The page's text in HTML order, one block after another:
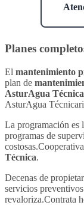
Planes
El mantenimiento
plan de
AsturAgua Técnica
AsturAgua
La programación es
programas de
Técnica.
Decenas de
servicios
revaloriza.Contrata